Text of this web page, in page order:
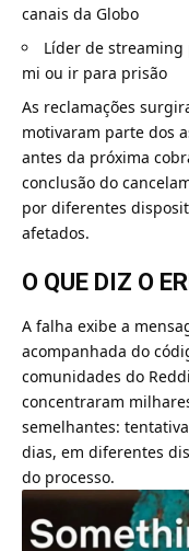
canais da Globo
Líder de streaming
mi ou ir para prisão
As reclamações
motivaram parte dos
antes da próxima
conclusão do
por diferentes
afetados.
O QUE DIZ O
A falha exibe a
acompanhada do
comunidades do
concentraram
semelhantes:
dias, em diferentes
do processo.